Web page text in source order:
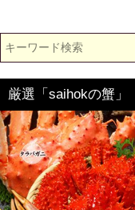
厳選「saihokの蟹」